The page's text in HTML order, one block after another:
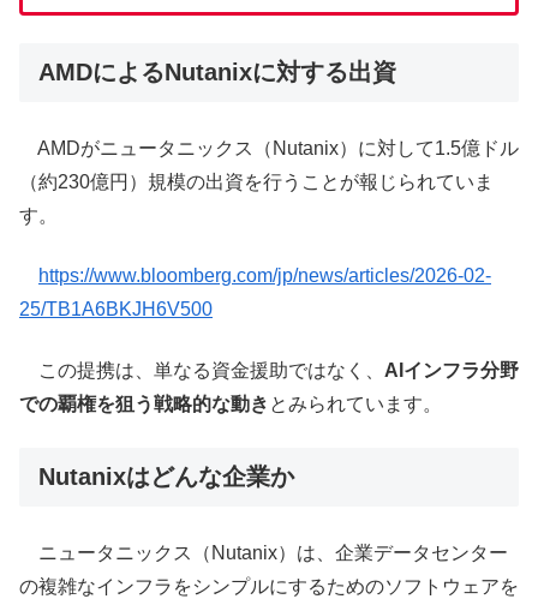
AMDによるNutanixに対する出資
AMDがニュータニックス（Nutanix）に対して1.5億ドル
（約230億円）規模の出資を行うことが報じられていま
す。
https://www.bloomberg.com/jp/news/articles/2026-02-
25/TB1A6BKJH6V500
この提携は、単なる資金援助ではなく、 AIインフラ分野
での覇権を狙う戦略的な動き とみられています。
Nutanixはどんな企業か
ニュータニックス（Nutanix）は、企業データセンター
の複雑なインフラをシンプルにするためのソフトウェアを